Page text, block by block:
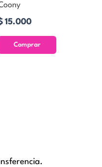
15.000
Comprar